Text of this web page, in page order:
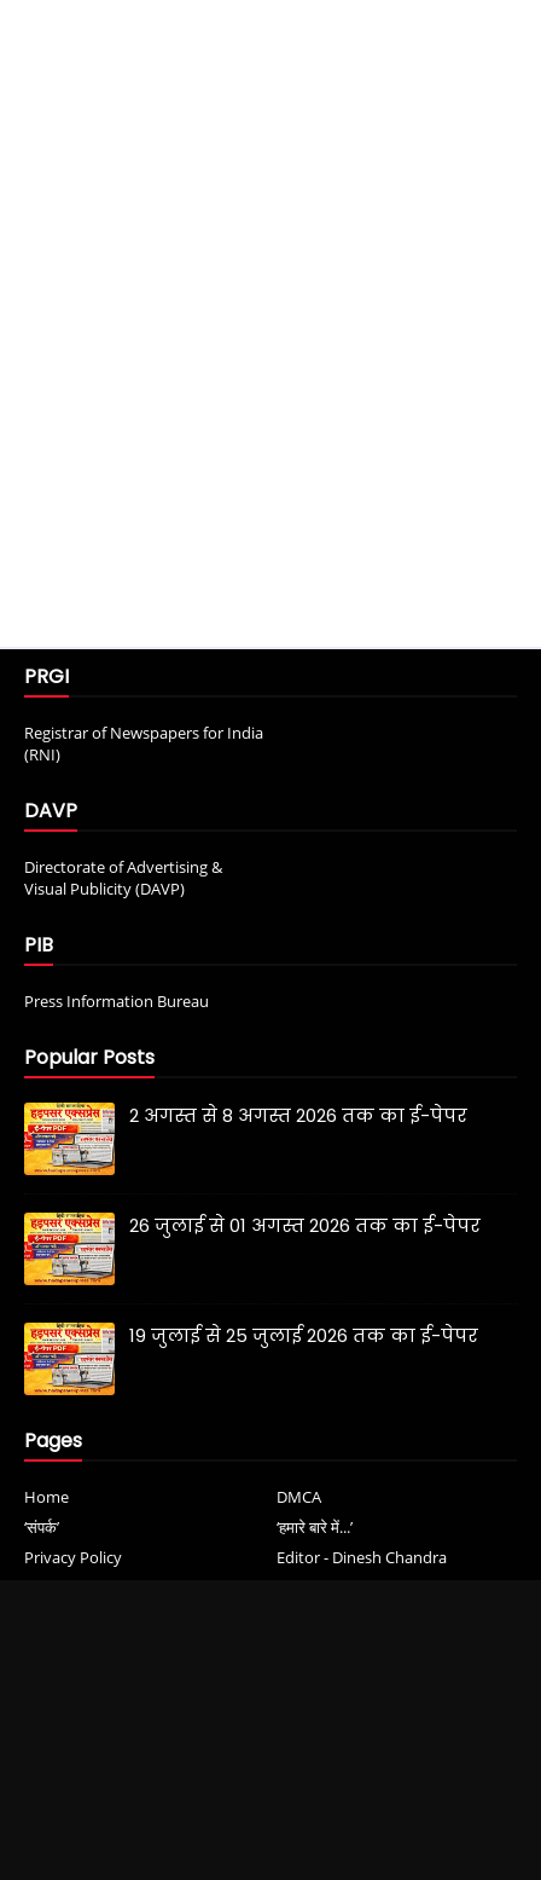
PRGI
Registrar of Newspapers for India
(RNI)
DAVP
Directorate of Advertising &
Visual Publicity (DAVP)
PIB
Press Information Bureau
Popular Posts
2 अगस्त से 8 अगस्त 2026 तक का ई-पेपर
26 जुलाई से 01 अगस्त 2026 तक का ई-पेपर
19 जुलाई से 25 जुलाई 2026 तक का ई-पेपर
Pages
Home
DMCA
‘संपर्क’
‘हमारे बारे में...’
Privacy Policy
Editor - Dinesh Chandra